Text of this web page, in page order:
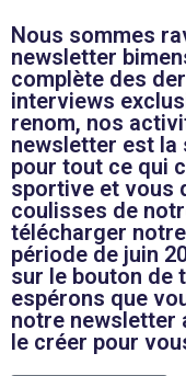
Nous sommes
newsletter
complète des
interviews
renom, nos
newsletter est
pour tout ce qui
sportive et vous
coulisses de
télécharger
période de juin
sur le bouton de
espérons que
notre newsletter
le créer pour